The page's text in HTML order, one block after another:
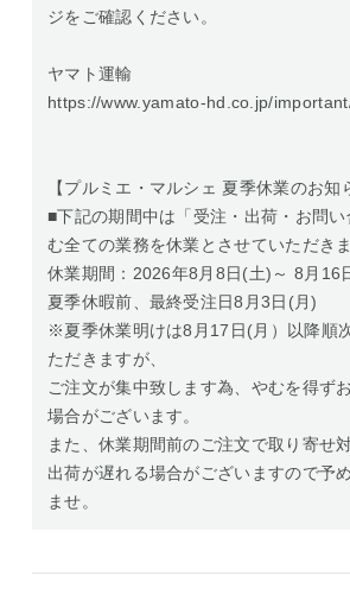
ジをご確認ください。
ヤマト運輸
https://www.yamato-hd.co.jp/
【プルミエ・マルシェ 夏季休業のお知
■下記の期間中は「受注・出荷・お問
む全ての業務を休業とさせていただきま
休業期間：2026年8月8日(土)～ 8月16
夏季休暇前、最終受注日8月3日(月)
※夏季休業明けは8月17日(月）以降順
ただきますが、
ご注文が集中致します為、やむを得ず
場合がございます。
また、休業期間前のご注文で取り寄せ
出荷が遅れる場合がございますので予
ませ。